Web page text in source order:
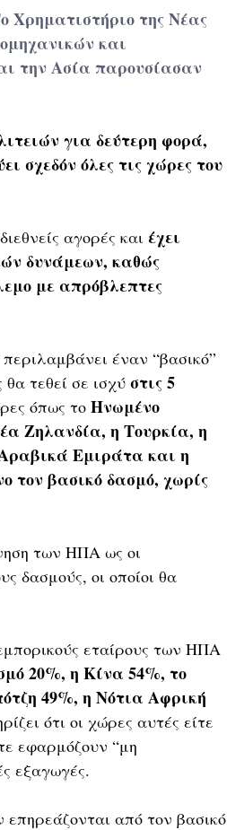
Χρηματιστήριο της Νέας
και
την Ασία παρουσίασαν
για δεύτερη φορά,
σχεδόν όλες τις χώρες του
αγορές και έχει
δυνάμεων, καθώς
με απρόβλεπτες
έναν “βασικό”
θα τεθεί σε ισχύ στις 5
όπως το Ηνωμένο
Ζηλανδία, η Τουρκία, η
Εμιράτα και η
τον βασικό δασμό, χωρίς
των ΗΠΑ ως οι
δασμούς, οι οποίοι θα
εταίρους των ΗΠΑ
20%, η Κίνα 54%, το
49%, η Νότια Αφρική
ότι οι χώρες αυτές είτε
εφαρμόζουν “μη
εξαγωγές.
από τον βασικό